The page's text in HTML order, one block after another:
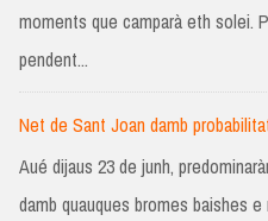
moments que camparà eth solei.
pendent...
Net de Sant Joan damb
Aué dijaus 23 de junh,
damb quauques bromes baishes